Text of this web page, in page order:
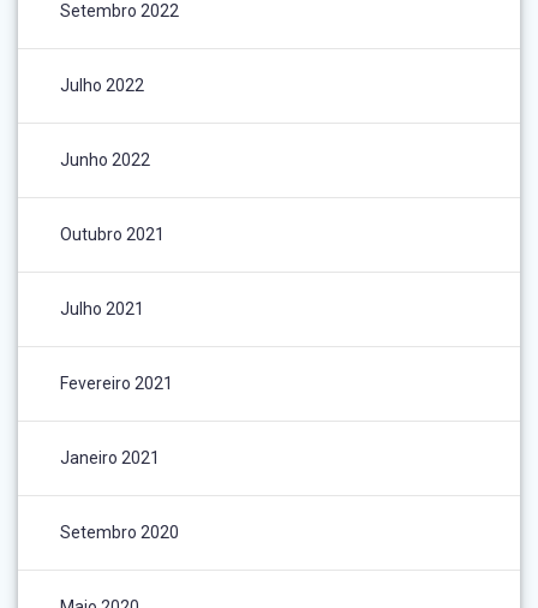
Setembro 2022
Julho 2022
Junho 2022
Outubro 2021
Julho 2021
Fevereiro 2021
Janeiro 2021
Setembro 2020